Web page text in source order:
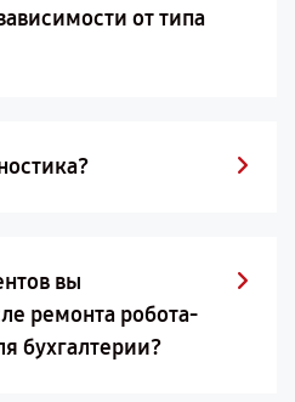
от типа
вы
ремонта робота-
бухгалтерии?